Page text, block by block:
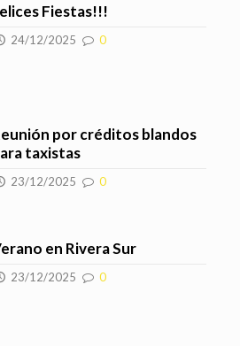
Fiestas!!!
24/12/2025 0
por créditos blandos
taxistas
23/12/2025 0
en Rivera Sur
23/12/2025 0